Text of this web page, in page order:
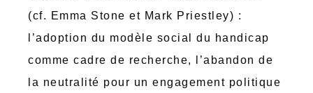
(cf. Emma Stone et Mark Priestley) :
l’adoption du modèle social du handicap
comme cadre de recherche, l’abandon de
la neutralité pour un engagement politique